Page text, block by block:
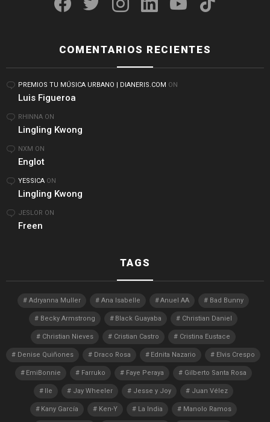
COMENTARIOS RECIENTES
PREMIOS TU MÚSICA URBANO | DIANERIS.COM ON
Luis Figueroa
RHINNA ON
Lingling Kwong
NXM ON
Englot
YESSICA ON
Lingling Kwong
JESLOR ON
Freen
TAGS
Adryanna Muller Ana Isabelle Anuel AA Bad Bunny
Becky Armstrong Black Guayaba Christian Daniel
Christian Nieves Cristian Castro Cristina Eustace
Denise Quiñones Draco Rosa Ednita Nazario Elvis Crespo
EmiBonnie Farruko Faye Peraya Gilberto Santa Rosa
Ile Jay Wheeler Jesse y Joy Juan Vélez
Kany García Ken-Y La India Manolo Ramos